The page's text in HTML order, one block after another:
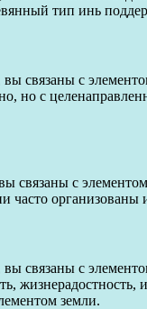
тип инь
связаны с
но с
связаны с
часто
связаны с
земли.